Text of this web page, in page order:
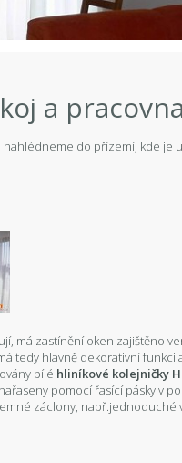
a pracovna
do přízemí, kde je
má zastínění oken zajištěno
tedy hlavně dekorativní funkci
bílé hliníkové kolejničky
pomocí řasící pásky v
záclony, např.jednoduché